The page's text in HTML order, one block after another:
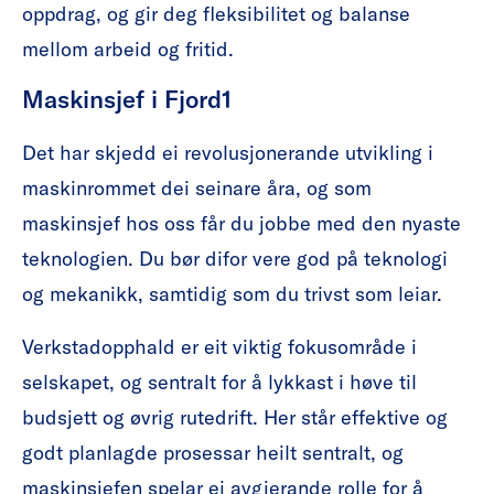
oppdrag, og gir deg fleksibilitet og balanse
mellom arbeid og fritid.
Maskinsjef i Fjord1
Det har skjedd ei revolusjonerande utvikling i
maskinrommet dei seinare åra, og som
maskinsjef hos oss får du jobbe med den nyaste
teknologien. Du bør difor vere god på teknologi
og mekanikk, samtidig som du trivst som leiar.
Verkstadopphald er eit viktig fokusområde i
selskapet, og sentralt for å lykkast i høve til
budsjett og øvrig rutedrift. Her står effektive og
godt planlagde prosessar heilt sentralt, og
maskinsjefen spelar ei avgjerande rolle for å